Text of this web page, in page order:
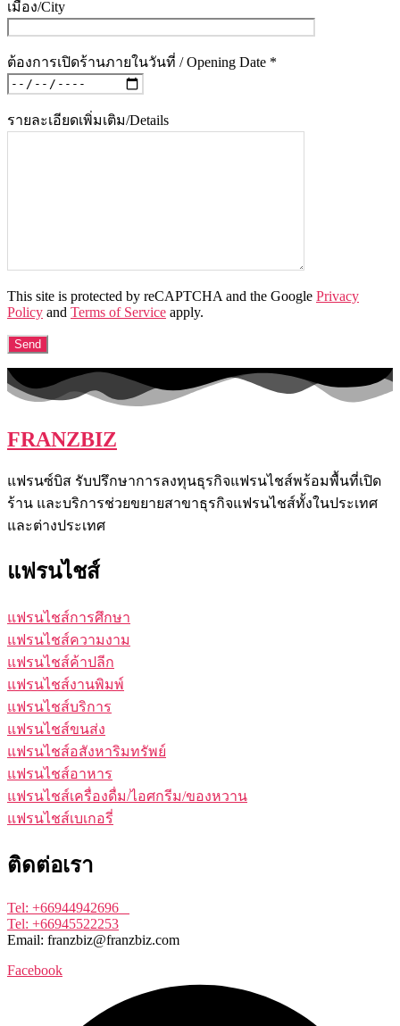
เมือง/City
ต้องการเปิดร้านภายในวันที่ / Opening Date *
รายละเอียดเพิ่มเติม/Details
This site is protected by reCAPTCHA and the Google Privacy
Policy and Terms of Service apply.
FRANZBIZ
แฟรนซ์บิส รับปรึกษาการลงทุนธุรกิจแฟรนไชส์พร้อมพื้นที่เปิด
ร้าน และบริการช่วยขยายสาขาธุรกิจแฟรนไชส์ทั้งในประเทศ
และต่างประเทศ
แฟรนไชส์
แฟรนไชส์การศึกษา
แฟรนไชส์ความงาม
แฟรนไชส์ค้าปลีก
แฟรนไชส์งานพิมพ์
แฟรนไชส์บริการ
แฟรนไชส์ขนส่ง
แฟรนไชส์อสังหาริมทรัพย์
แฟรนไชส์อาหาร
แฟรนไชส์เครื่องดื่ม/ไอศกรีม/ของหวาน
แฟรนไชส์เบเกอรี่
ติดต่อเรา
Tel: +66944942696
Tel: +66945522253
Email: franzbiz@franzbiz.com
Facebook